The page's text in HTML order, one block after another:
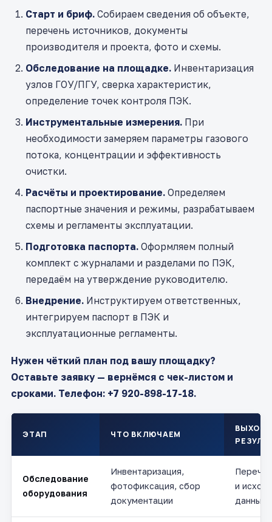
Старт и бриф. Собираем сведения об объекте,
перечень источников, документы
производителя и проекта, фото и схемы.
Обследование на площадке. Инвентаризация
узлов ГОУ/ПГУ, сверка характеристик,
определение точек контроля ПЭК.
Инструментальные измерения. При
необходимости замеряем параметры газового
потока, концентрации и эффективность
очистки.
Расчёты и проектирование. Определяем
паспортные значения и режимы, разрабатываем
схемы и регламенты эксплуатации.
Подготовка паспорта. Оформляем полный
комплект с журналами и разделами по ПЭК,
передаём на утверждение руководителю.
Внедрение. Инструктируем ответственных,
интегрируем паспорт в ПЭК и
эксплуатационные регламенты.
Нужен чёткий план под вашу площадку?
Оставьте заявку — вернёмся с чек-листом и
сроками. Телефон: +7 920-898-17-18.
ЭТАП ЧТО ВКЛЮЧАЕМ
Обследование
оборудования
Инвентаризация,
фотофиксация, сбор
документации
и
данные